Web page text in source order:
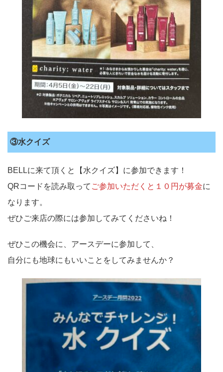
③水クイズ
BELLに来て頂くと【水クイズ】に参加できます！
QRコードを読み取って ご参加いただくと１０円が募金に
なります。
ぜひご来店の際には参加してみてくださいね！
ぜひこの機会に、アースデーに参加して、
自分にも地球にもいいことをしてみませんか？